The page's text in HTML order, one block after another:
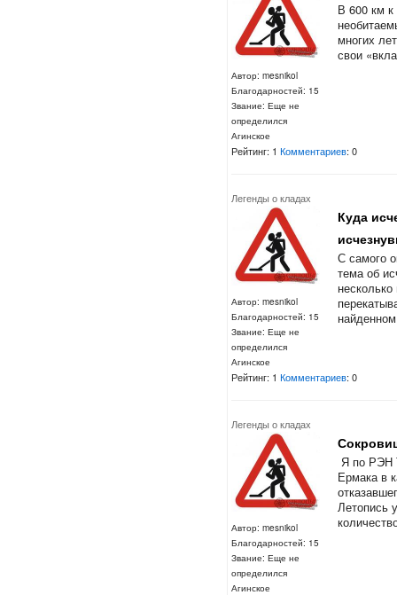
Автор: mesnikol
Благодарностей: 15
Звание: Еще не
определился
Агинское
В 600 км к
многих
свои
Рейтинг: 1Комментариев: 0
Легенды о кладах
Автор: mesnikol
Благодарностей: 15
Звание: Еще не
определился
Агинское
Куда
С самого
тема об
Рейтинг: 1Комментариев: 0
Легенды о кладах
Автор: mesnikol
Благодарностей: 15
Звание: Еще не
определился
Агинское
Я по РЭН
Ермака в
Летопись